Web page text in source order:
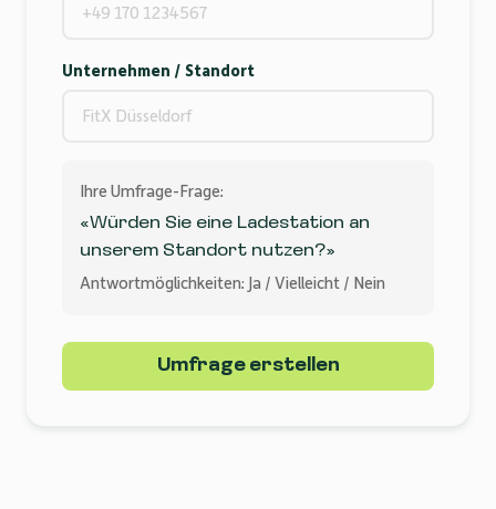
Unternehmen / Standort
Ihre Umfrage-Frage:
«Würden Sie eine Ladestation an
unserem Standort nutzen?»
Antwortmöglichkeiten: Ja / Vielleicht / Nein
Umfrage erstellen